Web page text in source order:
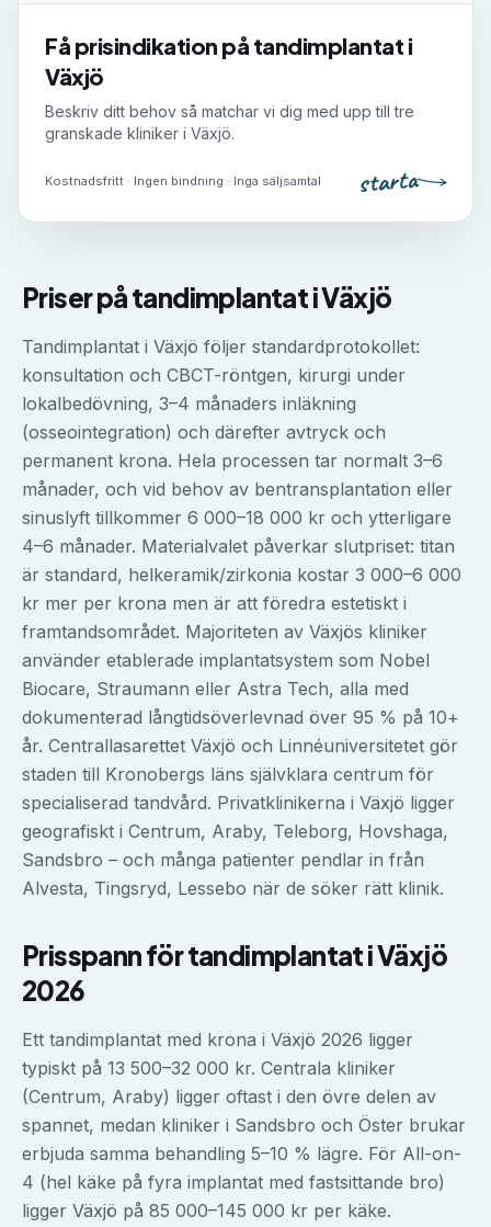
Få prisindikation på tandimplantat i
Växjö
Beskriv ditt behov så matchar vi dig med upp till tre
granskade kliniker i Växjö.
Kostnadsfritt · Ingen bindning · Inga säljsamtal starta
Priser påtandimplantatiVäxjö
Tandimplantat i Växjö följer standardprotokollet:
konsultation och CBCT-röntgen, kirurgi under
lokalbedövning, 3–4 månaders inläkning
(osseointegration) och därefter avtryck och
permanent krona. Hela processen tar normalt 3–6
månader, och vid behov av bentransplantation eller
sinuslyft tillkommer 6 000–18 000 kr och ytterligare
4–6 månader. Materialvalet påverkar slutpriset: titan
är standard, helkeramik/zirkonia kostar 3 000–6 000
kr mer per krona men är att föredra estetiskt i
framtandsområdet. Majoriteten av Växjös kliniker
använder etablerade implantatsystem som Nobel
Biocare, Straumann eller Astra Tech, alla med
dokumenterad långtidsöverlevnad över 95 % på 10+
år. Centrallasarettet Växjö och Linnéuniversitetet gör
staden till Kronobergs läns självklara centrum för
specialiserad tandvård. Privatklinikerna i Växjö ligger
geografiskt i Centrum, Araby, Teleborg, Hovshaga,
Sandsbro – och många patienter pendlar in från
Alvesta, Tingsryd, Lessebo när de söker rätt klinik.
Prisspann förtandimplantatiVäxjö
2026
Ett tandimplantat med krona i Växjö 2026 ligger
typiskt på 13 500–32 000 kr. Centrala kliniker
(Centrum, Araby) ligger oftast i den övre delen av
spannet, medan kliniker i Sandsbro och Öster brukar
erbjuda samma behandling 5–10 % lägre. För All-on-
4 (hel käke på fyra implantat med fastsittande bro)
ligger Växjö på 85 000–145 000 kr per käke.